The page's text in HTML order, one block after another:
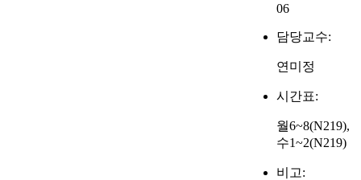
06
담당교수:
연미정
시간표:
월6~8(N219),
수1~2(N219)
비고: